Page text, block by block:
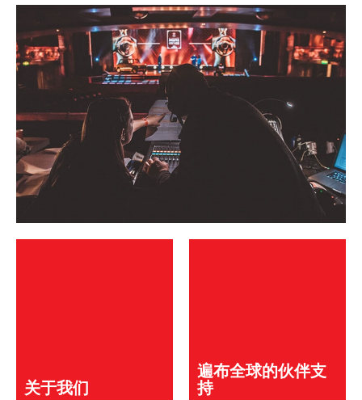
关于我们
遍布全球的伙伴支
持